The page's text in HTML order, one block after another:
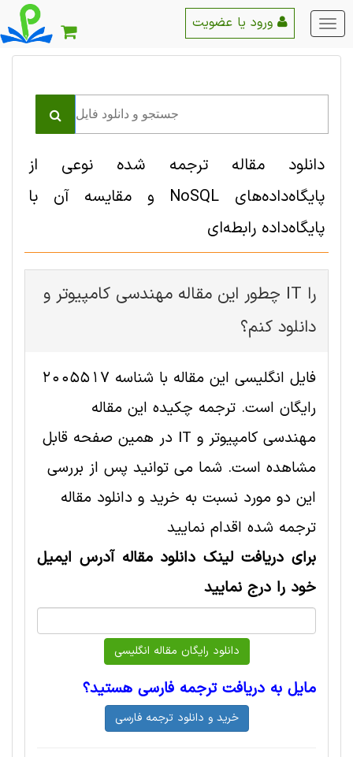
منو
اصلی
دانلود مقاله ترجمه شده نوعی از
پایگاه‌داده‌های NoSQL و مقایسه آن با
پایگاه‌داده رابطه‌ای
چطور این مقاله مهندسی کامپیوتر و IT را
دانلود کنم؟
فایل انگلیسی این مقاله با شناسه 2005517
رایگان است. ترجمه چکیده این مقاله
مهندسی کامپیوتر و IT در همین صفحه قابل
مشاهده است. شما می توانید پس از بررسی
این دو مورد نسبت به خرید و دانلود مقاله
ترجمه شده اقدام نمایید
برای دریافت لینک دانلود مقاله آدرس ایمیل
خود را درج نمایید
مایل به دریافت ترجمه فارسی هستید؟